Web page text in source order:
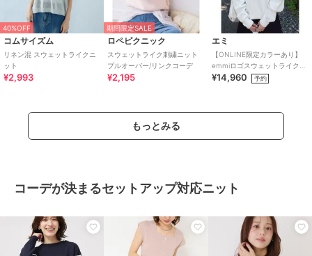
40%OFF
コムサイズム
リネン混 スウェットライクニ
ット
¥2,993
期間限定SALE
ロペピクニック
スウェットライク刺繍ニット
プルオーバー/リンクコーデ
¥2,195
エミ
【ONLINE限定カラーあり】
emmiロゴスウェットライクニ
ット
¥14,960 予約
もっとみる
コーデが決まるセットアップ対応ニット